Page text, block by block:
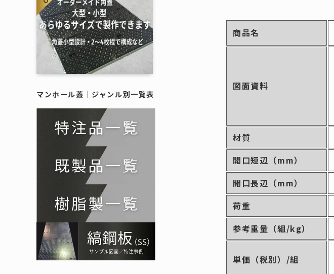
擬宝珠・銘板
商品名
図面資料
材質
開口短辺 （mm）
開口長辺 （mm）
荷重
参考重量 （組/kg）
単価 （税別）/組
マンホール蓋｜ ジャンル別一覧表